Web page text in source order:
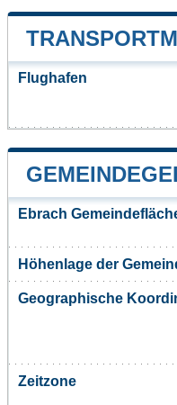
Flughafen
Ebrach
Höhenlage der
Geographische
Zeitzone